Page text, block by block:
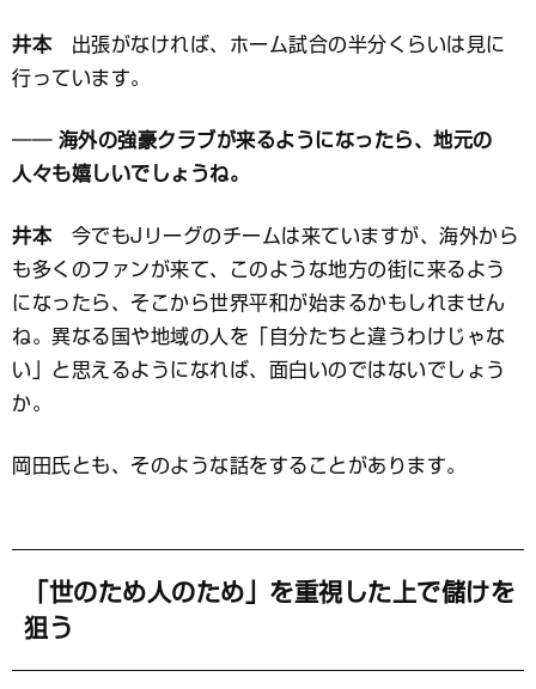
井本出張がなければ、ホーム試合の半分くらいは見に
行っています。
── 海外の強豪クラブが来るようになったら、地元の
人々も嬉しいでしょうね。
井本今でもJリーグのチームは来ていますが、海外から
も多くのファンが来て、このような地方の街に来るよう
になったら、そこから世界平和が始まるかもしれません
ね。異なる国や地域の人を「自分たちと違うわけじゃな
い」と思えるようになれば、面白いのではないでしょう
か。
岡田氏とも、そのような話をすることがあります。
「世のため人のため」を重視した上で儲けを
狙う